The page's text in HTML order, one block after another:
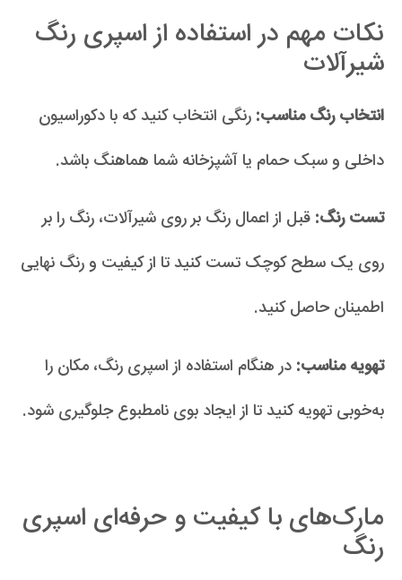
نکات مهم در استفاده از اسپری رنگ
شیرآلات
انتخاب رنگ مناسب: رنگی انتخاب کنید که با دکوراسیون
داخلی و سبک حمام یا آشپزخانه شما هماهنگ باشد.
تست رنگ: قبل از اعمال رنگ بر روی شیرآلات، رنگ را بر
روی یک سطح کوچک تست کنید تا از کیفیت و رنگ نهایی
اطمینان حاصل کنید.
تهویه مناسب: در هنگام استفاده از اسپری رنگ، مکان را
به‌خوبی تهویه کنید تا از ایجاد بوی نامطبوع جلوگیری شود.
مارک‌های با کیفیت و حرفه‌ای اسپری
رنگ